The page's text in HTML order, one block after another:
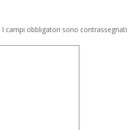
I campi obbligatori sono contrassegnati